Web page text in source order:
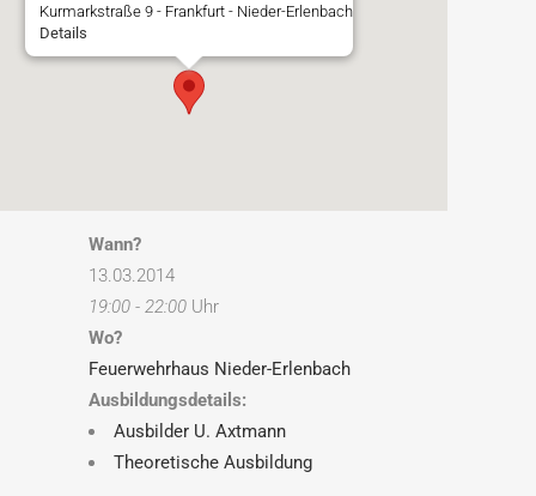
Kurmarkstraße 9 - Frankfurt - Nieder-Erlenbach
Details
Wann?
13.03.2014
19:00 - 22:00 Uhr
Wo?
Feuerwehrhaus Nieder-Erlenbach
Ausbildungsdetails:
Ausbilder U. Axtmann
Theoretische Ausbildung